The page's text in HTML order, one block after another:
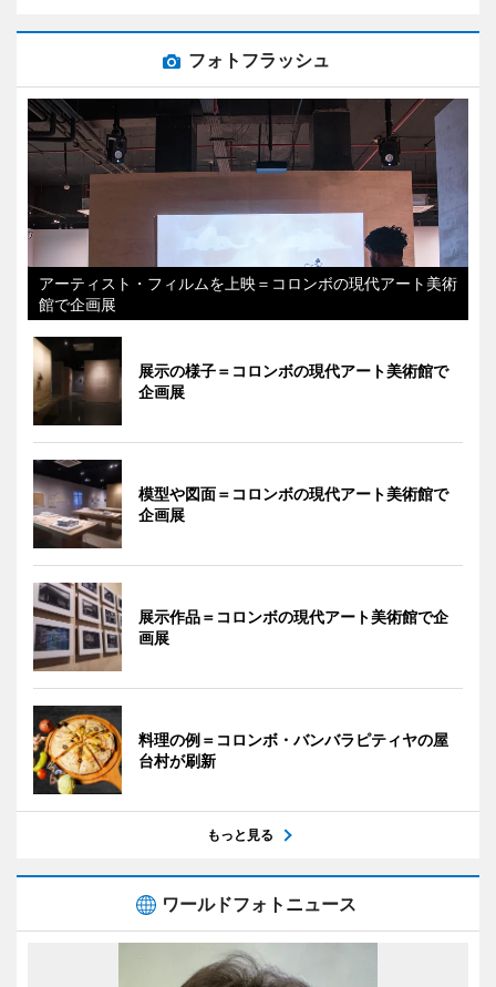
フォトフラッシュ
アーティスト・フィルムを上映＝コロンボの現代アート美術
館で企画展
展示の様子＝コロンボの現代アート美術館で
企画展
模型や図面＝コロンボの現代アート美術館で
企画展
展示作品＝コロンボの現代アート美術館で企
画展
料理の例＝コロンボ・バンバラピティヤの屋
台村が刷新
もっと見る
ワールドフォトニュース